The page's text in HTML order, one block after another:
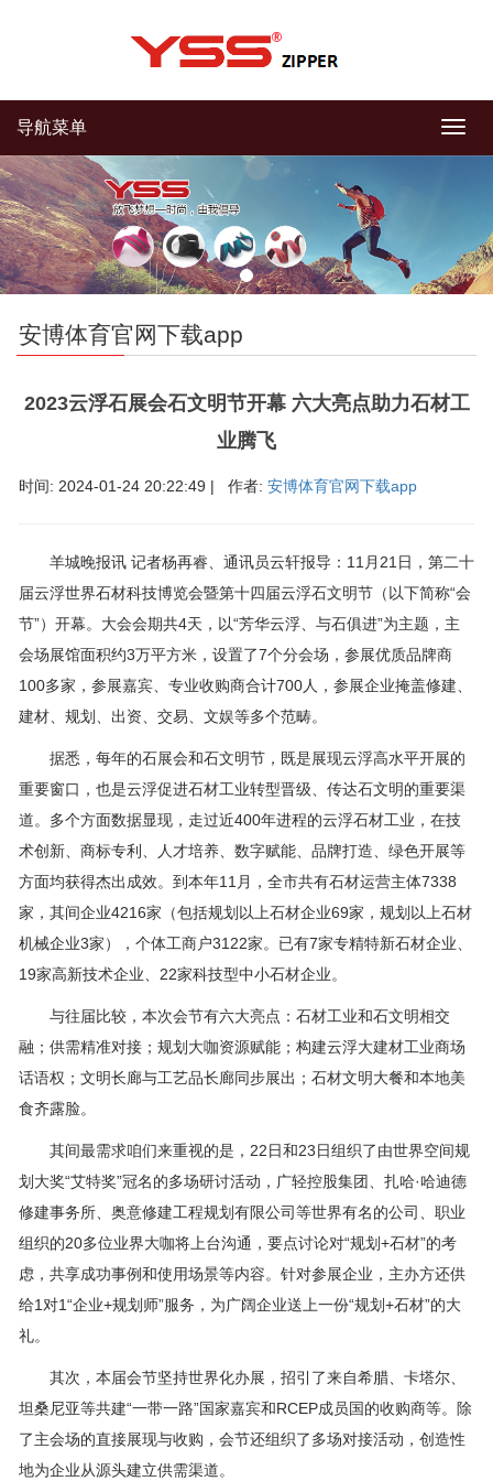
导
导航菜单
安博体育官网下载app
2023云浮石展会石文明节开幕 六大亮点助力石材工
业腾飞
时间: 2024-01-24 20:22:49 | 作者: 安博体育官网下载app
羊城晚报讯 记者杨再睿、通讯员云轩报导：11月21日，第二十
届云浮世界石材科技博览会暨第十四届云浮石文明节（以下简称“会
节”）开幕。大会会期共4天，以“芳华云浮、与石俱进”为主题，主
会场展馆面积约3万平方米，设置了7个分会场，参展优质品牌商
100多家，参展嘉宾、专业收购商合计700人，参展企业掩盖修建、
建材、规划、出资、交易、文娱等多个范畴。
据悉，每年的石展会和石文明节，既是展现云浮高水平开展的
重要窗口，也是云浮促进石材工业转型晋级、传达石文明的重要渠
道。多个方面数据显现，走过近400年进程的云浮石材工业，在技
术创新、商标专利、人才培养、数字赋能、品牌打造、绿色开展等
方面均获得杰出成效。到本年11月，全市共有石材运营主体7338
家，其间企业4216家（包括规划以上石材企业69家，规划以上石材
机械企业3家），个体工商户3122家。已有7家专精特新石材企业、
19家高新技术企业、22家科技型中小石材企业。
与往届比较，本次会节有六大亮点：石材工业和石文明相交
融；供需精准对接；规划大咖资源赋能；构建云浮大建材工业商场
话语权；文明长廊与工艺品长廊同步展出；石材文明大餐和本地美
食齐露脸。
其间最需求咱们来重视的是，22日和23日组织了由世界空间规
划大奖“艾特奖”冠名的多场研讨活动，广轻控股集团、扎哈·哈迪德
修建事务所、奥意修建工程规划有限公司等世界有名的公司、职业
组织的20多位业界大咖将上台沟通，要点讨论对“规划+石材”的考
虑，共享成功事例和使用场景等内容。针对参展企业，主办方还供
给1对1“企业+规划师”服务，为广阔企业送上一份“规划+石材”的大
礼。
其次，本届会节坚持世界化办展，招引了来自希腊、卡塔尔、
坦桑尼亚等共建“一带一路”国家嘉宾和RCEP成员国的收购商等。除
了主会场的直接展现与收购，会节还组织了多场对接活动，创造性
地为企业从源头建立供需渠道。